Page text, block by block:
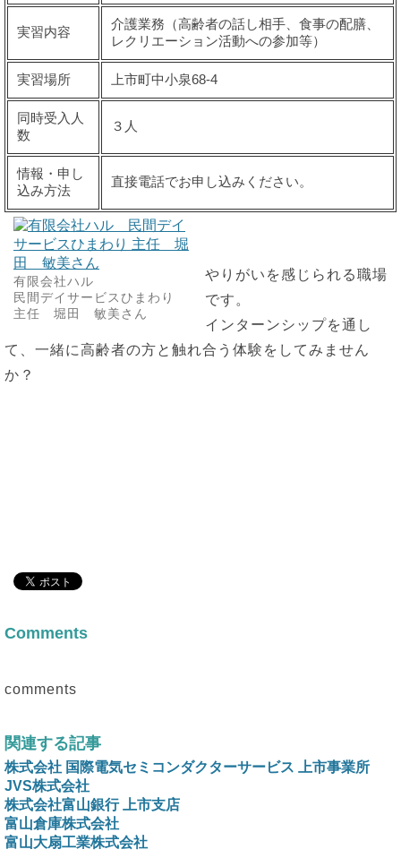
実習内容
介護業務（高齢者の話し相手、食事の配膳、
レクリエーション活動への参加等）
実習場所 上市町中小泉68-4
同時受入人
数
３人
情報・申し
込み方法
直接電話でお申し込みください。
有限会社ハル
民間デイサービスひまわり
主任 堀田 敏美さん
やりがいを感じられる職場
です。
インターンシップを通し
て、一緒に高齢者の方と触れ合う体験をしてみません
か？
Comments
comments
関連する記事
株式会社 国際電気セミコンダクターサービス 上市事業所
JVS株式会社
株式会社富山銀行 上市支店
富山倉庫株式会社
富山大扇工業株式会社